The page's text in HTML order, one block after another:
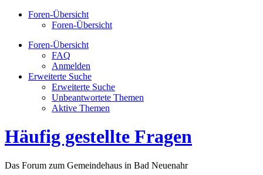
Foren-Übersicht
Foren-Übersicht
Foren-Übersicht
FAQ
Anmelden
Erweiterte Suche
Erweiterte Suche
Unbeantwortete Themen
Aktive Themen
Häufig gestellte Fragen
Das Forum zum Gemeindehaus in Bad Neuenahr